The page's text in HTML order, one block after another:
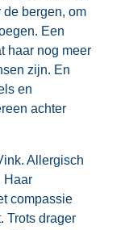
bergen, om
Een
haar nog meer
zijn. En
en
achter
Allergisch
Haar
compassie
Trots drager